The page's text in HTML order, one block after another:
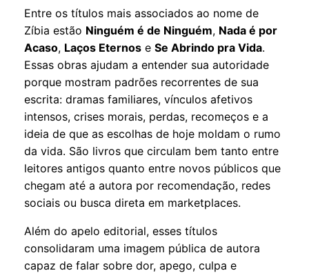
Entre os títulos mais associados ao nome de
Zíbia estão Ninguém é de Ninguém, Nada é por
Acaso, Laços Eternos eSe Abrindo pra Vida.
Essas obras ajudam a entender sua autoridade
porque mostram padrões recorrentes de sua
escrita: dramas familiares, vínculos afetivos
intensos, crises morais, perdas, recomeços e a
ideia de que as escolhas de hoje moldam o rumo
da vida. São livros que circulam bem tanto entre
leitores antigos quanto entre novos públicos que
chegam até a autora por recomendação, redes
sociais ou busca direta em marketplaces.
Além do apelo editorial, esses títulos
consolidaram uma imagem pública de autora
capaz de falar sobre dor, apego, culpa e